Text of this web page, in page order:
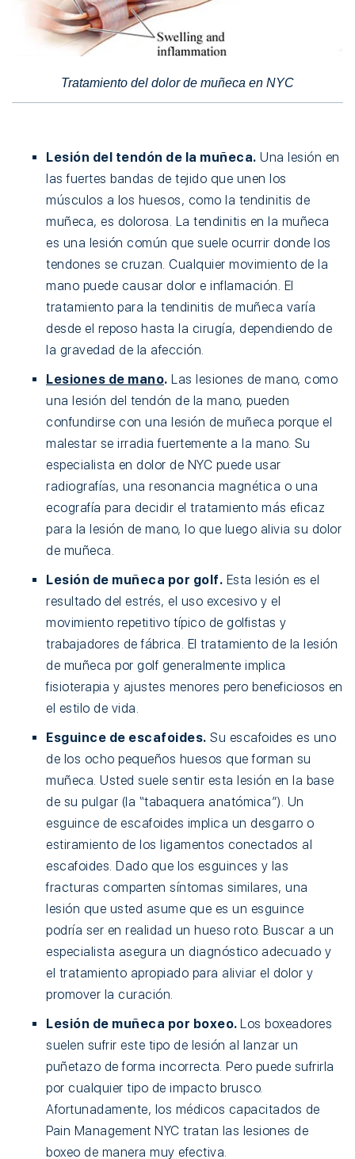
Tratamiento del dolor de muñeca en NYC
Lesión del tendón de la muñeca. Una lesión en
las fuertes bandas de tejido que unen los
músculos a los huesos, como la tendinitis de
muñeca, es dolorosa. La tendinitis en la muñeca
es una lesión común que suele ocurrir donde los
tendones se cruzan. Cualquier movimiento de la
mano puede causar dolor e inflamación. El
tratamiento para la tendinitis de muñeca varía
desde el reposo hasta la cirugía, dependiendo de
la gravedad de la afección.
Lesiones de mano. Las lesiones de mano, como
una lesión del tendón de la mano, pueden
confundirse con una lesión de muñeca porque el
malestar se irradia fuertemente a la mano. Su
especialista en dolor de NYC puede usar
radiografías, una resonancia magnética o una
ecografía para decidir el tratamiento más eficaz
para la lesión de mano, lo que luego alivia su dolor
de muñeca.
Lesión de muñeca por golf. Esta lesión es el
resultado del estrés, el uso excesivo y el
movimiento repetitivo típico de golfistas y
trabajadores de fábrica. El tratamiento de la lesión
de muñeca por golf generalmente implica
fisioterapia y ajustes menores pero beneficiosos en
el estilo de vida.
Esguince de escafoides. Su escafoides es uno
de los ocho pequeños huesos que forman su
muñeca. Usted suele sentir esta lesión en la base
de su pulgar (la “tabaquera anatómica”). Un
esguince de escafoides implica un desgarro o
estiramiento de los ligamentos conectados al
escafoides. Dado que los esguinces y las
fracturas comparten síntomas similares, una
lesión que usted asume que es un esguince
podría ser en realidad un hueso roto. Buscar a un
especialista asegura un diagnóstico adecuado y
el tratamiento apropiado para aliviar el dolor y
promover la curación.
Lesión de muñeca por boxeo. Los boxeadores
suelen sufrir este tipo de lesión al lanzar un
puñetazo de forma incorrecta. Pero puede sufrirla
por cualquier tipo de impacto brusco.
Afortunadamente, los médicos capacitados de
Pain Management NYC tratan las lesiones de
boxeo de manera muy efectiva.